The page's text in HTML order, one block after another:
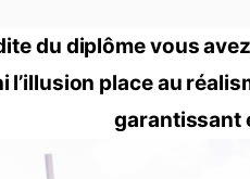
du diplôme vous
place au
garantissant